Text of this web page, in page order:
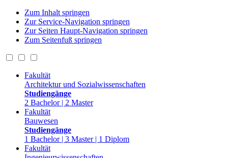
Zum Inhalt springen
Zur Service-Navigation springen
Zur Seiten Haupt-Navigation springen
Zum Seitenfuß springen
Fakultät
Architektur und Sozialwissenschaften
Studiengänge
2 Bachelor | 2 Master
Fakultät
Bauwesen
Studiengänge
1 Bachelor | 3 Master | 1 Diplom
Fakultät